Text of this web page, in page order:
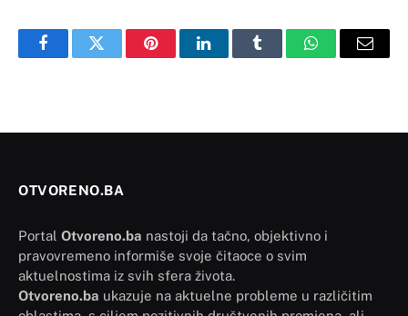
FacebookTwitter PinterestLinkedInTumblr WhatsAppEmail
OTVORENO.BA
Portal Otvoreno.ba nastoji da tačno, objektivno i
pravovremeno informiše svoje čitaoce o svim
aktuelnostima iz svih sfera života.
Otvoreno.ba ukazuje na aktuelne probleme u različitim